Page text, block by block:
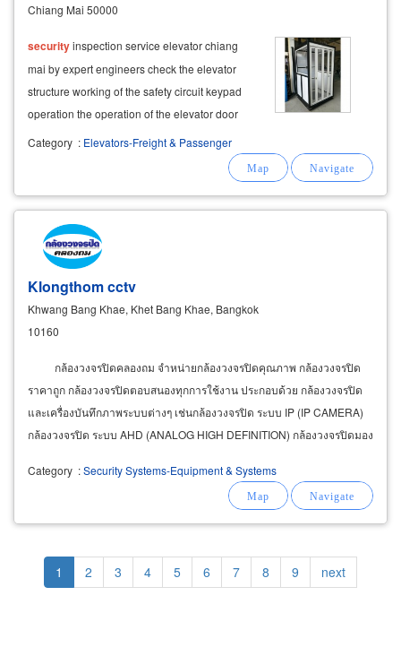
Chiang Mai 50000
securityinspection service elevator chiang
mai by expert engineers check the elevator
structure working of the safety circuit keypad
operation the operation of the elevator door
contactor emergency notification contracts,
Category : Elevators-Freight & Passenger
Klongthom cctv
Khwang Bang Khae, Khet Bang Khae, Bangkok
10160
กล้องวงจรปิดคลองถม จำหน่ายกล้องวงจรปิดคุณภาพ กล้องวงจรปิด
ราคาถูก กล้องวงจรปิดตอบสนองทุกการใช้งาน ประกอบด้วย กล้องวงจรปิด
และเครื่องบันทึกภาพระบบต่างๆ เช่นกล้องวงจรปิด ระบบ IP (IP CAMERA)
กล้องวงจรปิด ระบบ AHD (ANALOG HIGH DEFINITION) กล้องวงจรปิดมอง
Category :Security Systems-Equipment & Systems
Pagination
Current
page
1 Page
2 Page
3 Page
4 Page
5 Page
6 Page
7 Page
8 Page
9
Next
page
next